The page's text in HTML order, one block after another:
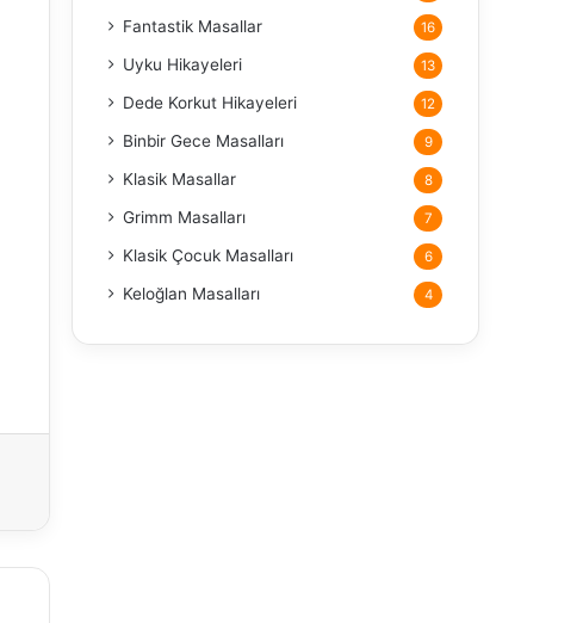
Fantastik Masallar 16
Uyku Hikayeleri 13
Dede Korkut Hikayeleri 12
Binbir Gece Masalları 9
Klasik Masallar 8
Grimm Masalları 7
Klasik Çocuk Masalları 6
Keloğlan Masalları 4